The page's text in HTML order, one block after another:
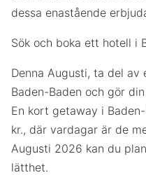
dessa enastående
Sök och boka ett hotell i
Denna Augusti, ta del
Baden-Baden och gör
En kort getaway i
kr., där vardagar är de
Augusti 2026 kan du
lätthet.